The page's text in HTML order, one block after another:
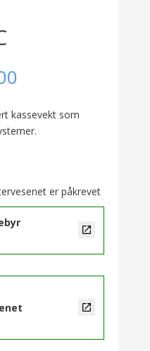
kassevekt som
er påkrevet